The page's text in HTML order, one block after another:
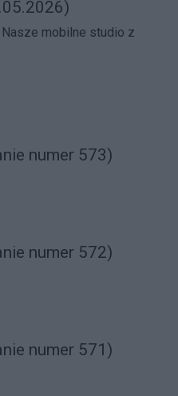
numer 573)
numer 572)
numer 571)